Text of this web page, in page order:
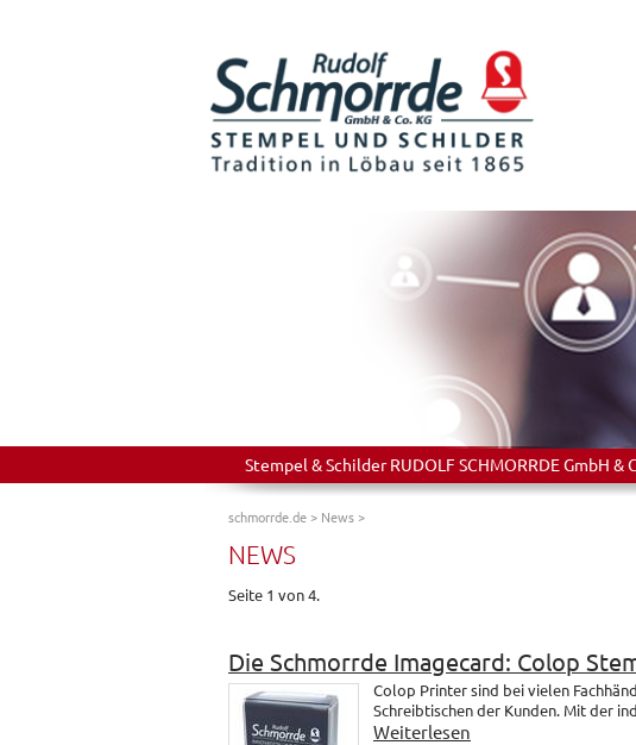
Stempel & Schilder RUDOLF SCHMORRDE GmbH
schmorrde.de> News>
NEWS
Seite 1 von 4.
Die Schmorrde Imagecard: Colop
Colop Printer sind bei vielen
Schreibtischen der Kunden. Mit der
Weiterlesen